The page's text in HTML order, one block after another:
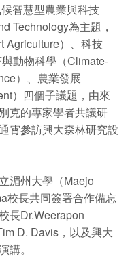
智慧型農業與科技
Technology為主題，
Agriculture）、科技
動物科學（Climate-
）、農業發展
）四個子議題，由來
克的專家學者共議研
霄參訪興大森林研究設
湄州大學（Maejo
校長共同簽署合作備忘
長Dr.Weerapon
D. Davis，以及興大
。